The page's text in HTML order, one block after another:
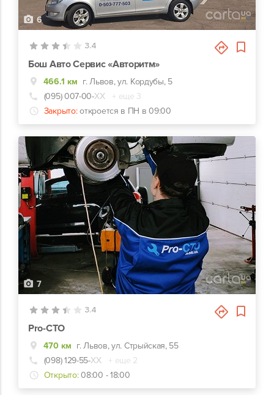
6
3.4
Бош Авто Сервис «Авторитм»
466.1 км г. Львов, ул. Кордубы, 5
(095) 007-00-ХХ
+ еще 3
Закрыто: откроется в ПН в 09:00
7
3.4
Pro-СТО
470 км г. Львов, ул. Стрыйская, 55
(098) 129-55-ХХ
+ еще 2
Открыто: 08:00 - 18:00